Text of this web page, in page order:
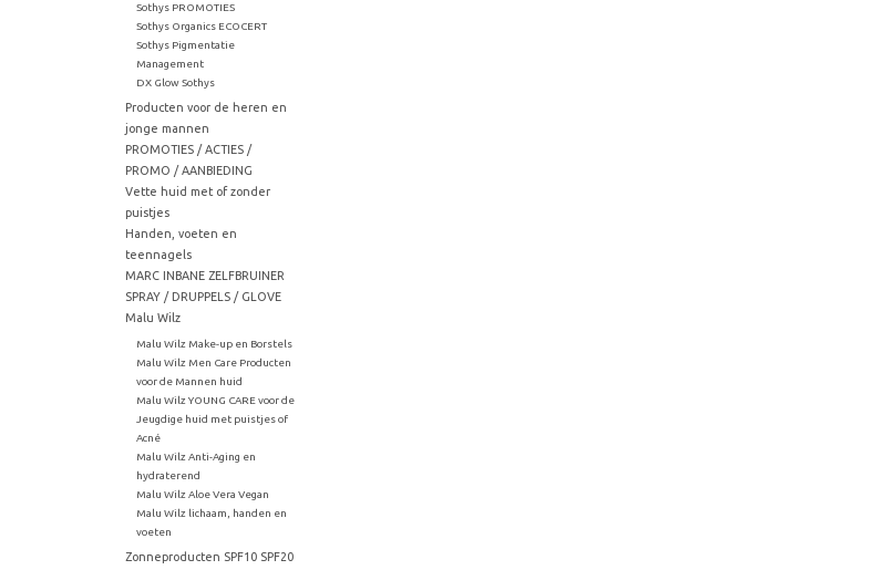
Sothys PROMOTIES
Sothys Organics ECOCERT
Sothys Pigmentatie
Management
DX Glow Sothys
Producten voor de heren en
jonge mannen
PROMOTIES / ACTIES /
PROMO / AANBIEDING
Vette huid met of zonder
puistjes
Handen, voeten en
teennagels
MARC INBANE ZELFBRUINER
SPRAY / DRUPPELS / GLOVE
Malu Wilz
Malu Wilz Make-up en Borstels
Malu Wilz Men Care Producten
voor de Mannen huid
Malu Wilz YOUNG CARE voor de
Jeugdige huid met puistjes of
Acné
Malu Wilz Anti-Aging en
hydraterend
Malu Wilz Aloe Vera Vegan
Malu Wilz lichaam, handen en
voeten
Zonneproducten SPF10 SPF20